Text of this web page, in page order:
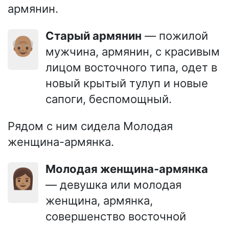
армянин.
👴🏽 Старый армянин — пожилой
мужчина, армянин, с красивым
лицом восточного типа, одет в
новый крытый тулуп и новые
сапоги, беспомощный.
Рядом с ним сидела Молодая
женщина-армянка.
👩🏽
Молодая женщина-армянка
— девушка или молодая
женщина, армянка,
совершенство восточной